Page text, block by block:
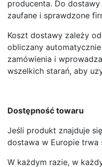
producenta. Do
zaufane i sprawdzone
Koszt dostawy zależy
obliczany automatycznie
zamówienia i
wszelkich starań, aby
Dostępność towaru
Jeśli produkt znajduje
dostawa w Europie trwa
W każdym razie, w